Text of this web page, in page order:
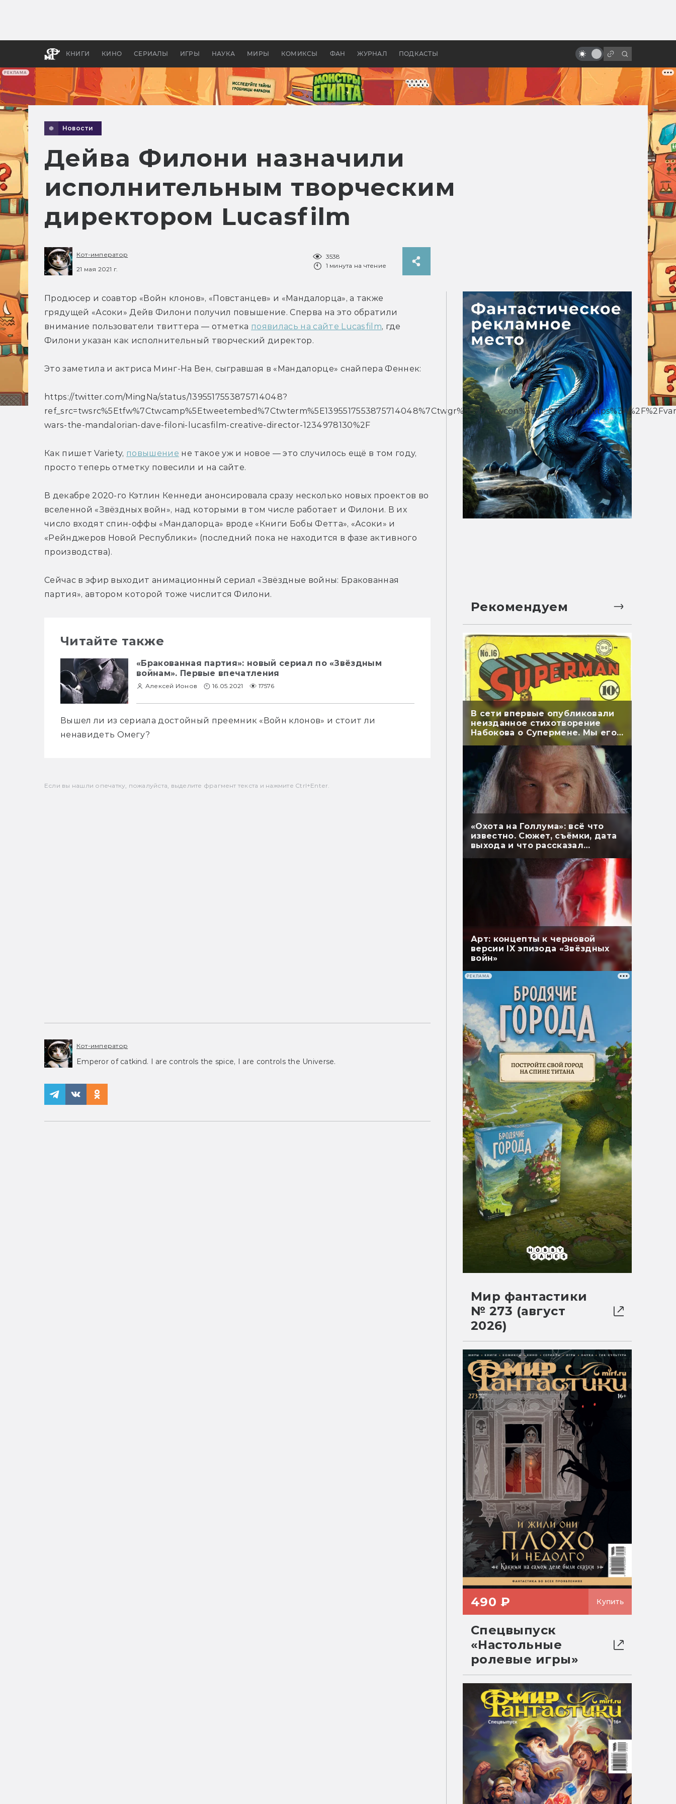
РЕКЛАМА
КНИГИ КИНО СЕРИАЛЫ ИГРЫ НАУКА МИРЫ КОМИКСЫ ФАН ЖУРНАЛ ПОДКАСТЫ
апокалипсис, в России —
бы «Властелина колец»
Кэмерона
Новости
Дейва Филони назначили
исполнительным творческим
директором Lucasfilm
Кот-император
21 мая 2021 г.
3538
1 минута на чтение
Продюсер и соавтор «Войн клонов», «Повстанцев» и «Мандалорца», а также
грядущей «Асоки» Дейв Филони получил повышение. Сперва на это обратили
внимание пользователи твиттера — отметка появилась на сайте Lucasfilm, где
Филони указан как исполнительный творческий директор.
Это заметила и актриса Минг-На Вен, сыгравшая в «Мандалорце» снайпера Феннек:
https://twitter.com/MingNa/status/1395517553875714048?
wars-the-mandalorian-dave-filoni-lucasfilm-creative-director-1234978130%2F
Как пишет Variety, повышение не такое уж и новое — это случилось ещё в том году,
просто теперь отметку повесили и на сайте.
В декабре 2020-го Кэтлин Кеннеди анонсировала сразу несколько новых проектов во
вселенной «Звёздных войн», над которыми в том числе работает и Филони. В их
число входят спин-оффы «Мандалорца» вроде «Книги Бобы Фетта», «Асоки» и
«Рейнджеров Новой Республики» (последний пока не находится в фазе активного
производства).
Сейчас в эфир выходит анимационный сериал «Звёздные войны: Бракованная
партия», автором которой тоже числится Филони.
Читайте также
«Бракованная партия»: новый сериал по «Звёздным
войнам». Первые впечатления
Алексей Ионов 16.05.2021 17576
Вышел ли из сериала достойный преемник «Войн клонов» и стоит ли
ненавидеть Омегу?
Если вы нашли опечатку, пожалуйста, выделите фрагмент текста и нажмите Ctrl+Enter.
Кот-император
Emperor of catkind. I are controls the spice, I are controls the Universe.
Рекомендуем
В сети впервые опубликовали
неизданное стихотворение
Набокова о Супермене. Мы его
перевели
«Охота на Голлума»: всё что
известно. Сюжет, съёмки, дата
выхода и что рассказал
Арт: концепты к черновой
версии IX эпизода «Звёздных
войн»
РЕКЛАМА
Мир фантастики
№ 273 (август
2026)
490 ₽ Купить
Спецвыпуск
«Настольные
ролевые игры»